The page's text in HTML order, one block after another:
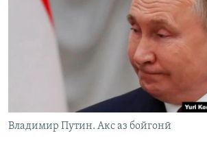
Владимир Путин. Акс аз бойгонӣ